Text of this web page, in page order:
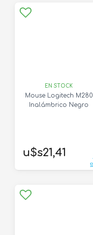
EN STOCK
Mouse Logitech M280
Inalámbrico Negro
u$s21,41